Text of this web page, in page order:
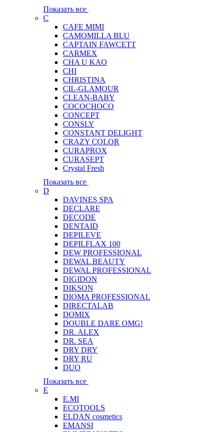
Показать все
C
CAFE MIMI
CAMOMILLA BLU
CAPTAIN FAWCETT
CARMEX
CHA U KAO
CHI
CHRISTINA
CIL-GLAMOUR
CLEAN-BABY
COCOCHOCO
CONCEPT
CONSLY
CONSTANT DELIGHT
CRAZY COLOR
CURAPROX
CURASEPT
Crystal Fresh
Показать все
D
DAVINES SPA
DECLARE
DECODE
DENTAID
DEPILEVE
DEPILFLAX 100
DEW PROFESSIONAL
DEWAL BEAUTY
DEWAL PROFESSIONAL
DIGIDON
DIKSON
DIOMA PROFESSIONAL
DIRECTALAB
DOMIX
DOUBLE DARE OMG!
DR. ALEX
DR. SEA
DRY DRY
DRY RU
DUO
Показать все
E
E.MI
ECOTOOLS
ELDAN cosmetics
EMANSI